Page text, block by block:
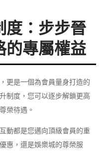
度：步步晉
的專屬權益
更是一個為會員量身打造的
制度，您可以逐步解鎖更高
榮待遇。
動都是您邁向頂級會員的重
惠，還是娛樂城的尊榮服